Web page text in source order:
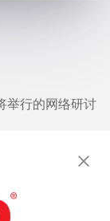
举行的网络研讨